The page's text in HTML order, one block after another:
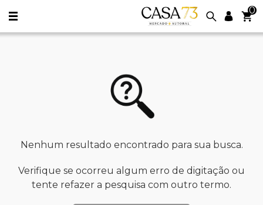
0
Nenhum resultado encontrado para sua busca.
Verifique se ocorreu algum erro de digitação ou
tente refazer a pesquisa com outro termo.